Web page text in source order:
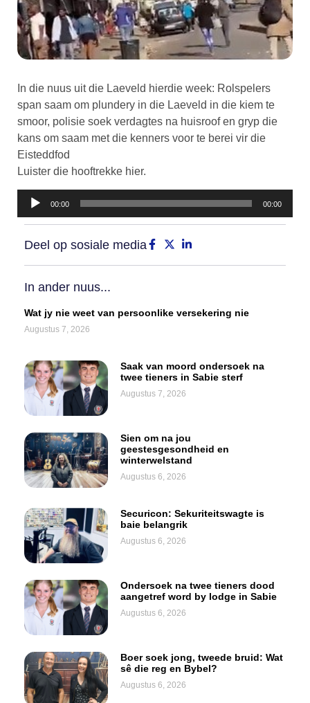
In die nuus uit die Laeveld hierdie week: Rolspelers
span saam om plundery in die Laeveld in die kiem te
smoor, polisie soek verdagtes na huisroof en gryp die
kans om saam met die kenners voor te berei vir die
Eisteddfod
Luister die hooftrekke hier.
Klankspeler
00:00 00:00
Deel op sosiale media
In ander nuus...
Wat jy nie weet van persoonlike versekering nie
Augustus 7, 2026
Saak van moord ondersoek na
twee tieners in Sabie sterf
Augustus 7, 2026
Sien om na jou
geestesgesondheid en
winterwelstand
Augustus 6, 2026
Securicon: Sekuriteitswagte is
baie belangrik
Augustus 6, 2026
Ondersoek na twee tieners dood
aangetref word by lodge in Sabie
Augustus 6, 2026
Boer soek jong, tweede bruid: Wat
sê die reg en Bybel?
Augustus 6, 2026